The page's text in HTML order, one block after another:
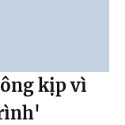
kịp vì